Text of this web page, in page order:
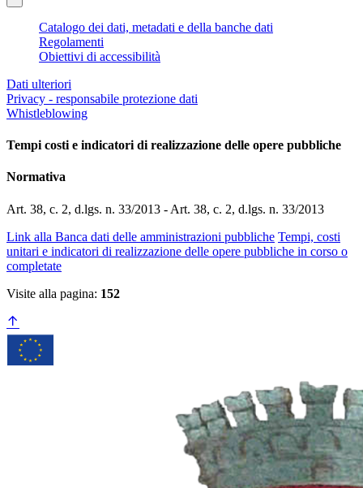
Catalogo dei dati, metadati e della banche dati
Regolamenti
Obiettivi di accessibilità
Dati ulteriori
Privacy - responsabile protezione dati
Whistleblowing
Tempi costi e indicatori di realizzazione delle opere pubbliche
Normativa
Art. 38, c. 2, d.lgs. n. 33/2013 - Art. 38, c. 2, d.lgs. n. 33/2013
Link alla Banca dati delle amministrazioni pubbliche Tempi, costi
unitari e indicatori di realizzazione delle opere pubbliche in corso o
completate
Visite alla pagina: 152